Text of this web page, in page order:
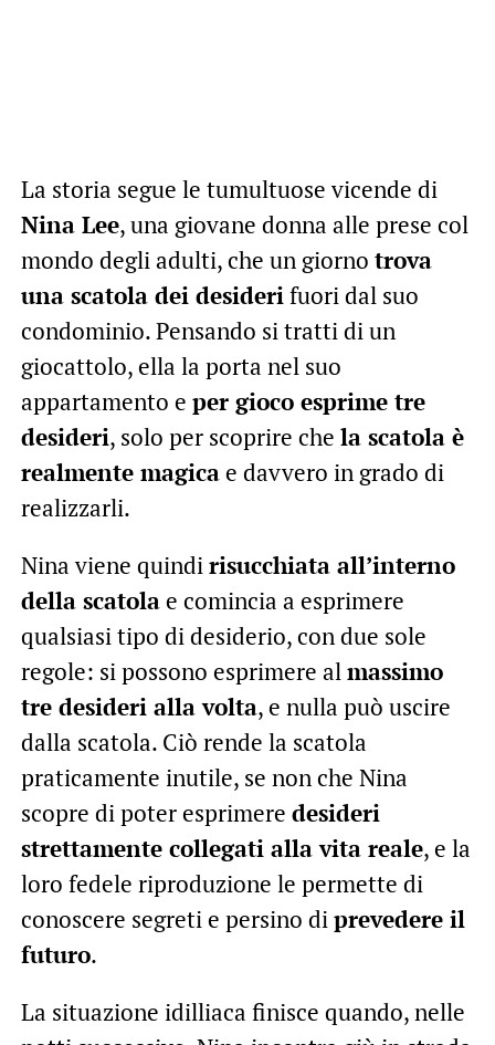
La storia segue le tumultuose vicende di
Nina Lee, una giovane donna alle prese col
mondo degli adulti, che un giorno trova
una scatola dei desiderifuori dal suo
condominio. Pensando si tratti di un
giocattolo, ella la porta nel suo
appartamento e per gioco esprime tre
desideri, solo per scoprire che la scatola è
realmente magicae davvero in grado di
realizzarli.
Nina viene quindirisucchiata all’interno
della scatolae comincia a esprimere
qualsiasi tipo di desiderio, con due sole
regole: si possono esprimere almassimo
tre desideri alla volta, e nulla può uscire
dalla scatola. Ciò rende la scatola
praticamente inutile, se non che Nina
scopre di poter esprimere desideri
strettamente collegati alla vita reale, e la
loro fedele riproduzione le permette di
conoscere segreti e persino diprevedere il
futuro.
La situazione idilliaca finisce quando, nelle